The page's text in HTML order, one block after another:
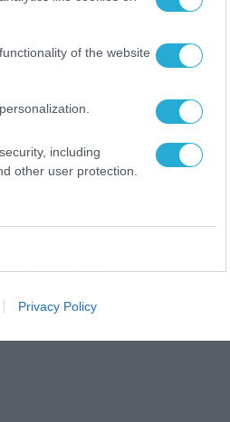
of the website
including
other user protection.
Privacy Policy